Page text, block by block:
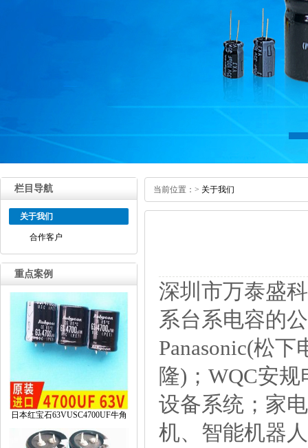
栏目导航
关于我们
合作客户
重点案例
日本红宝石63VUSC4700UF牛角
当前位置： > 关于我们
深圳市万泰盛
系台系电容的
Panasonic(松
隆)；WQC安
设备系统；家
机、智能机器